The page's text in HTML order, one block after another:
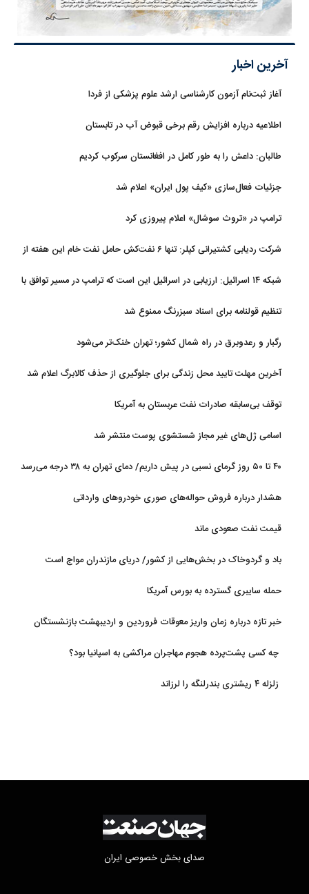
آخرین اخبار
آغاز ثبت‌نام‌ آزمون کارشناسی ارشد علوم پزشکی از فردا
اطلاعیه درباره افزایش رقم برخی قبوض آب در تابستان
طالبان: داعش را به طور کامل در افغانستان سرکوب کردیم
جزئیات فعال‌سازی «کیف پول ایران» اعلام شد
ترامپ در «تروث سوشال» اعلام پیروزی کرد
شرکت ردیابی کشتیرانی کپلر: تنها ۶ نفت‌کش حامل نفت خام این هفته از
شبکه ۱۴ اسرائیل: ارزیابی در اسرائیل این است که ترامپ در مسیر توافق با
تنظیم قولنامه برای اسناد سبزرنگ ممنوع شد
رگبار و رعدوبرق در راه شمال کشور؛ تهران خنک‌تر می‌شود
آخرین مهلت تایید محل زندگی برای جلوگیری از حذف کالابرگ اعلام شد
توقف بی‌سابقه صادرات نفت عربستان به آمریکا
اسامی ژل‌های غیر مجاز شستشوی پوست منتشر شد
۴۰ تا ۵۰ روز گرمای نسبی در پیش داریم/ دمای تهران به ۳۸ درجه می‌رسد
هشدار درباره فروش حواله‌های صوری خودروهای وارداتی
قیمت نفت صعودی ماند
باد و گردوخاک در بخش‌هایی از کشور/ دریای مازندران مواج است
حمله سایبری گسترده به بورس آمریکا
خبر تازه درباره زمان واریز معوقات فروردین و اردیبهشت بازنشستگان
چه کسی پشت‌پرده هجوم مهاجران مراکشی به اسپانیا بود؟
زلزله ۴ ریشتری بندرلنگه را لرزاند
صدای بخش خصوصی ایران